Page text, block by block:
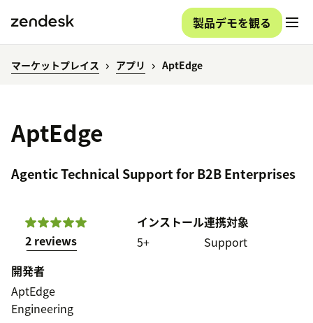
製品デモを観る
マーケットプレイス アプリ AptEdge
AptEdge
Agentic Technical Support for B2B Enterprises
2 reviews
インストール
5+
連携対象
Support
開発者
AptEdge
Engineering